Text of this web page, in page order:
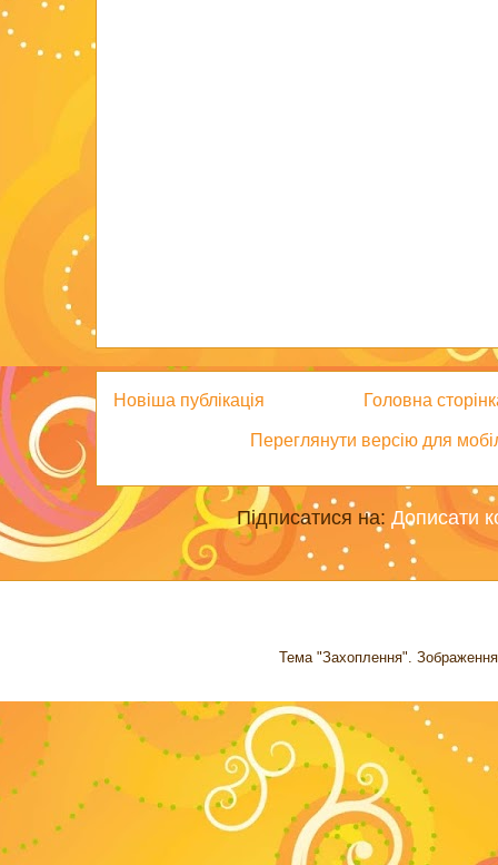
Новіша публікація Головна
Переглянути версію для
Підписатися на: Дописати
Тема "Захоплення".